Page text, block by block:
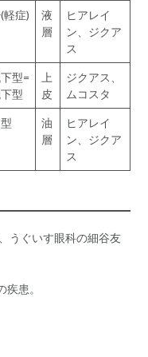
軽症)
液
層
ヒアレイ
ン、ジクア
ス
型=
型
上
皮
ジクアス、
ムコスタ
油
層
ヒアレイ
ン、ジクア
ス
うぐいす眼科の細谷友
患。